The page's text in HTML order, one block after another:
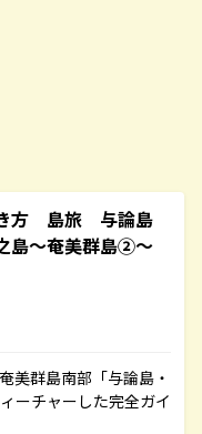
方 島旅 与論島
島～奄美群島②～
美群島南部「与論島・
ーチャーした完全ガイ